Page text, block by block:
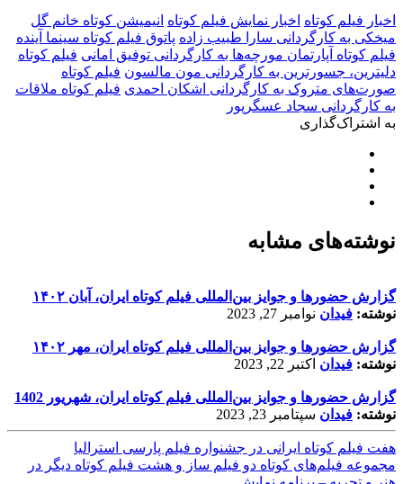
اخبار فیلم کوتاه اخبار نمایش فیلم کوتاه انیمیشن کوتاه خانم گل
میخکی به کارگردانی سارا طبیب زاده پاتوق فیلم کوتاه سینما آینده
فیلم کوتاه آپارتمان مورچه‌ها به کارگردانی توفیق امانی فیلم کوتاه
دلیترین، جسورترین به کارگردانی مون مالسون فیلم کوتاه
صورت‌های متروک به کارگردانی اشکان احمدی فیلم کوتاه ملاقات
به کارگردانی سجاد عسگرپور
به اشتراک‌گذاری
نوشته‌های مشابه
گزارش حضورها و جوایز بین‌المللی فیلم کوتاه ایران، آبان ۱۴۰۲
نوشته: فیدان نوامبر 27, 2023
گزارش حضورها و جوایز بین‌المللی فیلم کوتاه ایران، مهر ۱۴۰۲
نوشته: فیدان اکتبر 22, 2023
گزارش حضورها و جوایز بین‌المللی فیلم کوتاه ایران، شهریور 1402
نوشته: فیدان سپتامبر 23, 2023
هفت فیلم کوتاه ایرانی در جشنواره فیلم پارسی استرالیا
مجموعه فیلم‌های کوتاه دو فیلم ساز و هشت فیلم کوتاه دیگر در